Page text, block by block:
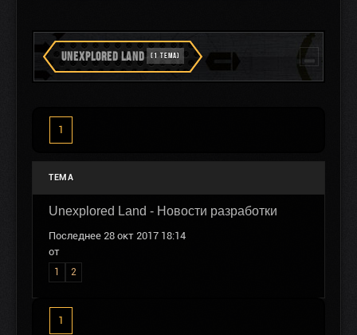
UNEXPLORED LAND (1 ТЕМА)
1
ТЕМА
Unexplored Land - Новости разработки
Последнее 28 окт 2017 18:14
от
1 2
1